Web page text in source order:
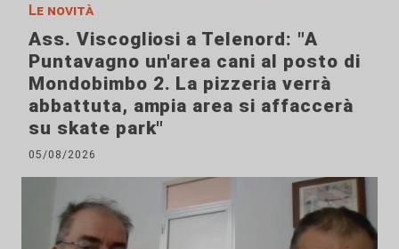
Le novità
Ass. Viscogliosi a Telenord: "A
Puntavagno un'area cani al posto di
Mondobimbo 2. La pizzeria verrà
abbattuta, ampia area si affaccerà
su skate park"
05/08/2026